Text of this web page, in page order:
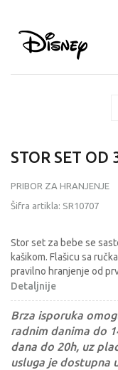
STOR SET
PRIBOR ZA HRANJENJE
Šifra artikla: SR10707
Stor set za bebe se
kašikom. Flašicu sa
pravilno hranjenje od
Detaljnije
Brza isporuka
radnim danima do
dana do 20h, uz
usluga je dostupna